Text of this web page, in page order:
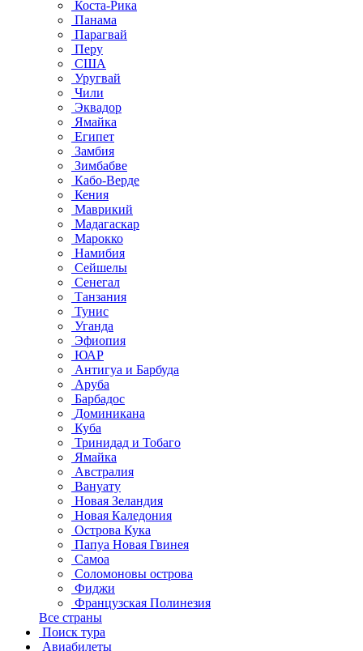
Коста-Рика
Панама
Парагвай
Перу
США
Уругвай
Чили
Эквадор
Ямайка
Египет
Замбия
Зимбабве
Кабо-Верде
Кения
Маврикий
Мадагаскар
Марокко
Намибия
Сейшелы
Сенегал
Танзания
Тунис
Уганда
Эфиопия
ЮАР
Антигуа и Барбуда
Аруба
Барбадос
Доминикана
Куба
Тринидад и Тобаго
Ямайка
Австралия
Вануату
Новая Зеландия
Новая Каледония
Острова Кука
Папуа Новая Гвинея
Самоа
Соломоновы острова
Фиджи
Французская Полинезия
Все страны
Поиск тура
Авиабилеты